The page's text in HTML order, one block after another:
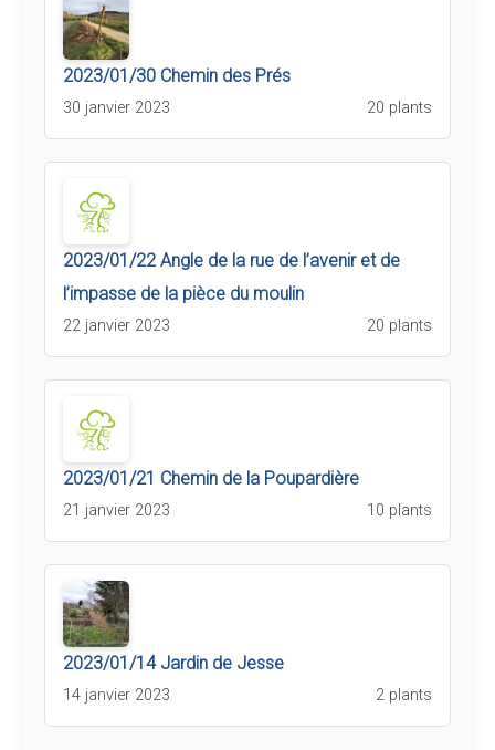
2023/01/30 Chemin des Prés
30 janvier 2023 20 plants
2023/01/22 Angle de la rue de l’avenir et de
l’impasse de la pièce du moulin
22 janvier 2023 20 plants
2023/01/21 Chemin de la Poupardière
21 janvier 2023 10 plants
2023/01/14 Jardin de Jesse
14 janvier 2023 2 plants